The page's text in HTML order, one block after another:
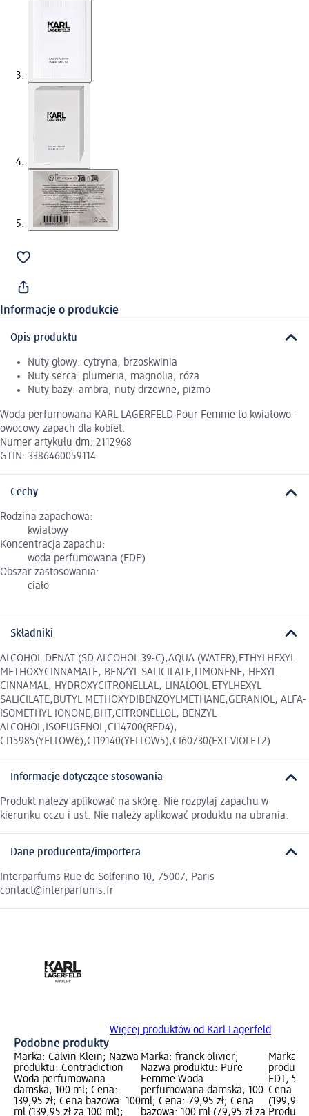
Informacje o produkcie
Opis produktu
Nuty głowy: cytryna, brzoskwinia
Nuty serca: plumeria, magnolia, róża
Nuty bazy: ambra, nuty drzewne, piżmo
Woda perfumowana KARL LAGERFELD Pour Femme to kwiatowo -
owocowy zapach dla kobiet.
Numer artykułu dm: 2112968
GTIN: 3386460059114
Cechy
Rodzina zapachowa:
kwiatowy
Koncentracja zapachu:
woda perfumowana (EDP)
Obszar zastosowania:
ciało
Składniki
ALCOHOL DENAT (SD ALCOHOL 39-C),AQUA (WATER),ETHYLHEXYL
METHOXYCINNAMATE, BENZYL SALICILATE,LIMONENE, HEXYL
CINNAMAL, HYDROXYCITRONELLAL, LINALOOL,ETYLHEXYL
SALICILATE,BUTYL METHOXYDIBENZOYLMETHANE,GERANIOL, ALFA-
ISOMETHYL IONONE,BHT,CITRONELLOL, BENZYL
ALCOHOL,ISOEUGENOL,CI14700(RED4),
CI15985(YELLOW6),CI19140(YELLOW5),CI60730(EXT.VIOLET2)
Informacje dotyczące stosowania
Produkt należy aplikować na skórę. Nie rozpylaj zapachu w
kierunku oczu i ust. Nie należy aplikować produktu na ubrania.
Dane producenta/importera
Interparfums Rue de Solferino 10, 75007, Paris
contact@interparfums.fr
Więcej produktów od Karl Lagerfeld
Podobne produkty
Marka: Calvin Klein; Nazwa
produktu: Contradiction
Woda perfumowana
damska, 100 ml; Cena:
139,95 zł; Cena bazowa: 100
ml (139,95 zł za 100 ml);
Marka: franck olivier;
Nazwa produktu: Pure
Femme Woda
perfumowana damska, 100
ml; Cena: 79,95 zł; Cena
bazowa: 100 ml (79,95 zł za
Marka:
EDT, 50
Cena
(199,90